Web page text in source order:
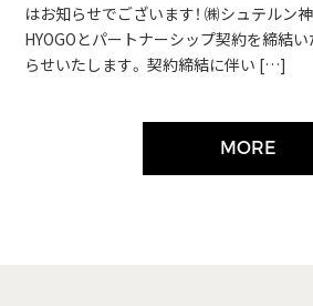
はお知らせでございます！ ㈱シュテルン
HYOGOとパートナーシップ契約を締結
らせいたします。 契約締結に伴い […]
MORE